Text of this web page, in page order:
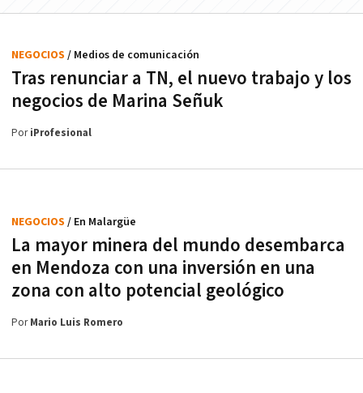
Tras renunciar a TN, el nuevo trabajo y los
negocios de Marina Señuk
NEGOCIOS / Medios de comunicación
PoriProfesional
La mayor minera del mundo desembarca
en Mendoza con una inversión en una
zona con alto potencial geológico
NEGOCIOS / En Malargüe
PorMario Luis Romero